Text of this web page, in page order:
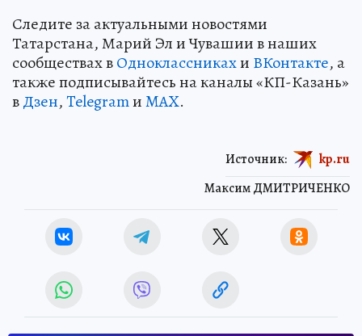
Следите за актуальными новостями
Татарстана, Марий Эл и Чувашии в наших
сообществах вОдноклассникахи ВКонтакте, а
также подписывайтесь на каналы «КП-Казань»
вДзен,TelegramиMAX.
Максим ДМИТРИЧЕНКО
Источник: kp.ru